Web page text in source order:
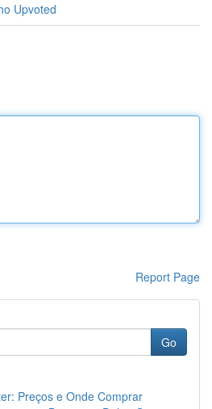
Upvoted
Report Page
Go
Preços e Onde Comprar